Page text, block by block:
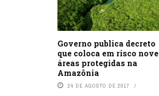
Governo publica decreto
que coloca em risco nove
áreas protegidas na
Amazônia
24 DE AGOSTO DE 2017